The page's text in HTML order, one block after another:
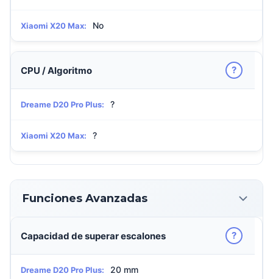
Xiaomi X20 Max: No
CPU / Algoritmo ?
Dreame D20 Pro Plus: ?
Xiaomi X20 Max: ?
Funciones Avanzadas
Capacidad de superar escalones ?
Dreame D20 Pro Plus: 20 mm